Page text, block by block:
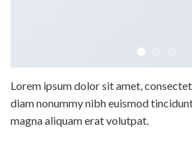
Lorem ipsum dolor sit amet,
diam nonummy nibh euismod
magna aliquam erat volutpat.